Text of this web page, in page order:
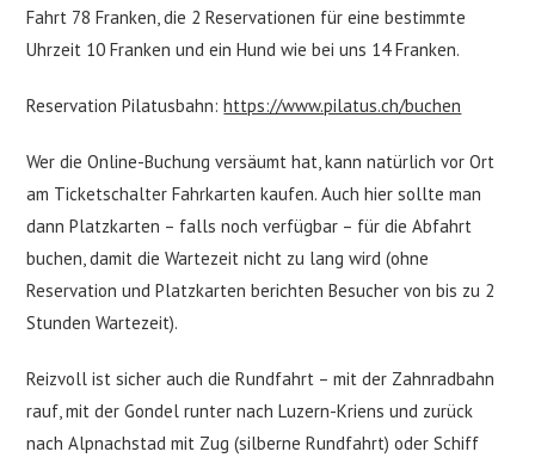
Fahrt 78 Franken, die 2 Reservationen für eine bestimmte
Uhrzeit 10 Franken und ein Hund wie bei uns 14 Franken.
Reservation Pilatusbahn:https://www.pilatus.ch/buchen
Wer die Online-Buchung versäumt hat, kann natürlich vor Ort
am Ticketschalter Fahrkarten kaufen. Auch hier sollte man
dann Platzkarten – falls noch verfügbar – für die Abfahrt
buchen, damit die Wartezeit nicht zu lang wird (ohne
Reservation und Platzkarten berichten Besucher von bis zu 2
Stunden Wartezeit).
Reizvoll ist sicher auch die Rundfahrt – mit der Zahnradbahn
rauf, mit der Gondel runter nach Luzern-Kriens und zurück
nach Alpnachstad mit Zug (silberne Rundfahrt) oder Schiff